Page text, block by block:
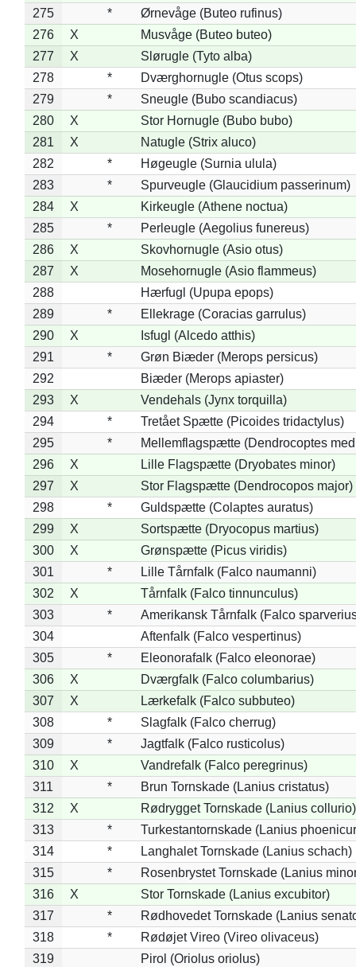
275
*
Ørnevåge (Buteo rufinus)
276
X
Musvåge (Buteo buteo)
277
X
Slørugle (Tyto alba)
278
*
Dværghornugle (Otus scops)
279
*
Sneugle (Bubo scandiacus)
280
X
Stor Hornugle (Bubo bubo)
281
X
Natugle (Strix aluco)
282
*
Høgeugle (Surnia ulula)
283
*
Spurveugle (Glaucidium passerinum)
284
X
Kirkeugle (Athene noctua)
285
*
Perleugle (Aegolius funereus)
286
X
Skovhornugle (Asio otus)
287
X
Mosehornugle (Asio flammeus)
288
Hærfugl (Upupa epops)
289
*
Ellekrage (Coracias garrulus)
290
X
Isfugl (Alcedo atthis)
291
*
Grøn Biæder (Merops persicus)
292
Biæder (Merops apiaster)
293
X
Vendehals (Jynx torquilla)
294
*
Tretået Spætte (Picoides tridactylus)
295
*
Mellemflagspætte (Dendrocoptes
296
X
Lille Flagspætte (Dryobates minor)
297
X
Stor Flagspætte (Dendrocopos major)
298
*
Guldspætte (Colaptes auratus)
299
X
Sortspætte (Dryocopus martius)
300
X
Grønspætte (Picus viridis)
301
*
Lille Tårnfalk (Falco naumanni)
302
X
Tårnfalk (Falco tinnunculus)
303
*
Amerikansk Tårnfalk (Falco
304
Aftenfalk (Falco vespertinus)
305
*
Eleonorafalk (Falco eleonorae)
306
X
Dværgfalk (Falco columbarius)
307
X
Lærkefalk (Falco subbuteo)
308
*
Slagfalk (Falco cherrug)
309
*
Jagtfalk (Falco rusticolus)
310
X
Vandrefalk (Falco peregrinus)
311
*
Brun Tornskade (Lanius cristatus)
312
X
Rødrygget Tornskade (Lanius collurio)
313
*
Turkestantornskade (Lanius
314
*
Langhalet Tornskade (Lanius schach)
315
*
Rosenbrystet Tornskade (Lanius
316
X
Stor Tornskade (Lanius excubitor)
317
*
Rødhovedet Tornskade (Lanius
318
*
Rødøjet Vireo (Vireo olivaceus)
319
Pirol (Oriolus oriolus)